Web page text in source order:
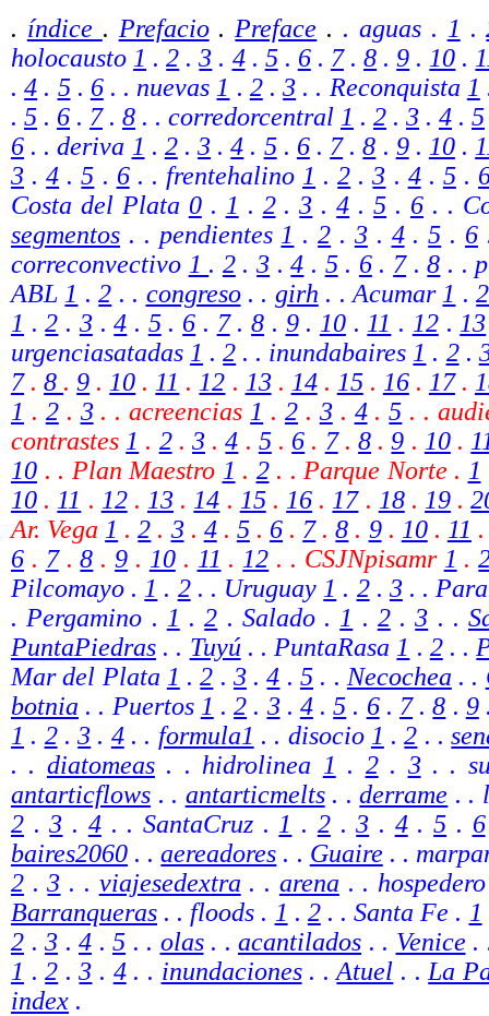
. índice . Prefacio. Preface . . aguas . 1 .
holocausto 1 .2 .3 . 4. 5. 6. 7.8 .9 . 10 .
.4 . 5. 6. . nuevas 1 . 2.3 . . Reconquista 1
. 5 . 6 . 7. 8 . . corredorcentral 1 . 2 . 3 . 4 . 5
6 . . deriva 1 . 2.3 .4 . 5. 6. 7.8 . 9. 10.
3 .4 .5 . 6. . frentehalino 1 .2 .3 . 4 . 5.
Costa del Plata 0. 1 . 2.3 .4 .5 . 6. .
segmentos . . pendientes 1 .2 . 3. 4.5 . 6
correconvectivo 1 . 2.3 .4 . 5. 6. 7.8 . .
ABL 1 .2 . . congreso. . girh . . Acumar 1 .2
1 .2 . 3.4 . 5. 6 . 7.8 . 9. 10. 11 . 12. 13
urgenciasatadas 1 .2 . . inundabaires 1 . 2.
7.8 .9 . 10 . 11 . 12 . 13. 14. 15. 16. 17.
1 . 2. 3. . acreencias 1 . 2. 3 . 4.5 . .
contrastes 1 . 2.3 .4 . 5. 6 . 7.8 .9 . 10.
10 . . Plan Maestro 1 . 2 . . Parque Norte . 1
10 . 11 . 12. 13 . 14 . 15. 16 . 17. 18. 19 .
Ar. Vega 1 .2 . 3. 4. 5. 6 . 7.8 . 9. 10. 11
6 . 7.8 .9 . 10. 11 . 12 . . CSJNpisamr 1 .
Pilcomayo . 1 . 2. . Uruguay 1 . 2. 3. .
. Pergamino . 1 .2 . Salado . 1 . 2.3 . .
PuntaPiedras . . Tuyú . . PuntaRasa 1 . 2. .
Mar del Plata 1 .2 . 3.4 .5 . . Necochea . .
botnia . . Puertos 1 .2 . 3. 4.5 . 6. 7.8 . 9
1 . 2.3 . 4. . formula1 . . disocio 1 .2 . .
. . diatomeas. . hidrolinea 1 . 2. 3. .
antarticflows . . antarticmelts. .derrame . .
2 .3 . 4. . SantaCruz . 1 . 2.3 . 4.5 . 6
baires2060 . .aereadores . . Guaire . .
2 .3 . . viajesedextra . . arena . .
Barranqueras . . floods . 1 . 2. . Santa Fe . 1
2 . 3 . 4 . 5 . . olas. . acantilados . . Venice .
1 .2 .3 . 4. . inundaciones. .Atuel . . La
index .